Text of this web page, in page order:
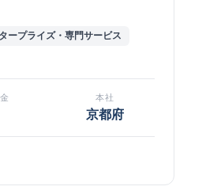
ープライズ・専門サービス
本社
京都府